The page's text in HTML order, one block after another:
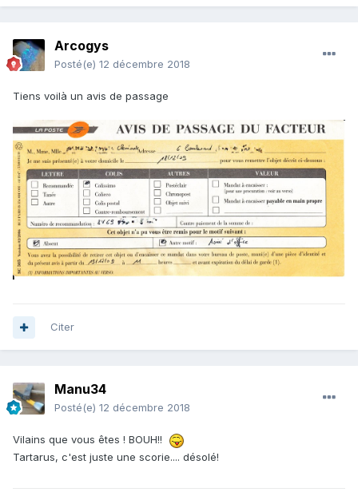
Arcogys
Posté(e) 12 décembre 2018
Tiens voilà un avis de passage
Citer
Manu34
Posté(e) 12 décembre 2018
Vilains que vous êtes ! BOUH!!
Tartarus, c'est juste une scorie.... désolé!